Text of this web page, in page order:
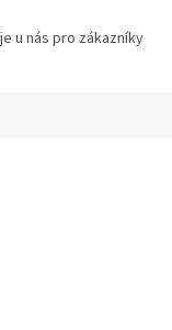
u nás pro zákazníky